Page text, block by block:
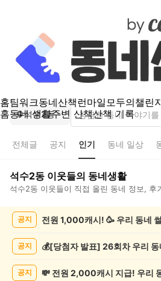
홈팀워크동네산책런마일모두의챌린
홈동네 생활주변 산책산책 기록
석수2동
전체글 공지 인기 동네 일상
석수2동 이웃들의 동네생활
석수2동 이웃들이 직접 올린 동네 정보, 후
공지 전원 1,000캐시! 🥳 우리 동네
공지
공지